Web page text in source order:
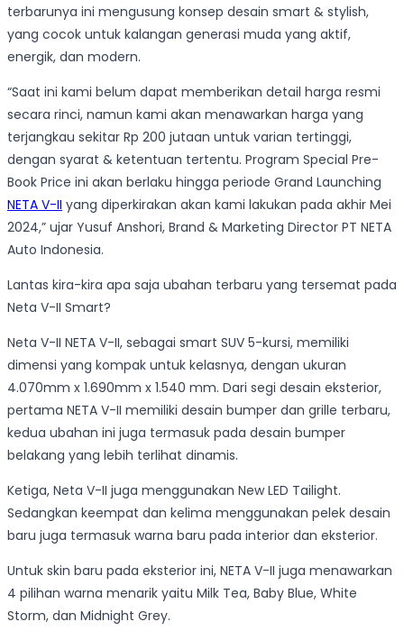
terbarunya ini mengusung konsep desain smart & stylish,
yang cocok untuk kalangan generasi muda yang aktif,
energik, dan modern.
“Saat ini kami belum dapat memberikan detail harga resmi
secara rinci, namun kami akan menawarkan harga yang
terjangkau sekitar Rp 200 jutaan untuk varian tertinggi,
dengan syarat & ketentuan tertentu. Program Special Pre-
Book Price ini akan berlaku hingga periode Grand Launching
NETA V-II yang diperkirakan akan kami lakukan pada akhir Mei
2024,” ujar Yusuf Anshori, Brand & Marketing Director PT NETA
Auto Indonesia.
Lantas kira-kira apa saja ubahan terbaru yang tersemat pada
Neta V-II Smart?
Neta V-II NETA V-II, sebagai smart SUV 5-kursi, memiliki
dimensi yang kompak untuk kelasnya, dengan ukuran
4.070mm x 1.690mm x 1.540 mm. Dari segi desain eksterior,
pertama NETA V-II memiliki desain bumper dan grille terbaru,
kedua ubahan ini juga termasuk pada desain bumper
belakang yang lebih terlihat dinamis.
Ketiga, Neta V-II juga menggunakan New LED Tailight.
Sedangkan keempat dan kelima menggunakan pelek desain
baru juga termasuk warna baru pada interior dan eksterior.
Untuk skin baru pada eksterior ini, NETA V-II juga menawarkan
4 pilihan warna menarik yaitu Milk Tea, Baby Blue, White
Storm, dan Midnight Grey.